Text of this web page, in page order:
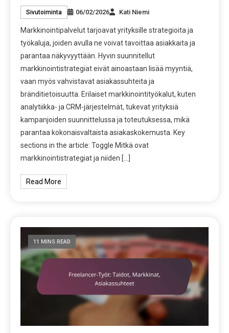
Sivutoiminta 06/02/2026 Kati Niemi
Markkinointipalvelut tarjoavat yrityksille strategioita ja
työkaluja, joiden avulla ne voivat tavoittaa asiakkaita ja
parantaa näkyvyyttään. Hyvin suunnitellut
markkinointistrategiat eivät ainoastaan lisää myyntiä,
vaan myös vahvistavat asiakassuhteita ja
bränditietoisuutta. Erilaiset markkinointityökalut, kuten
analytiikka- ja CRM-järjestelmät, tukevat yrityksiä
kampanjoiden suunnittelussa ja toteutuksessa, mikä
parantaa kokonaisvaltaista asiakaskokemusta. Key
sections in the article: Toggle Mitkä ovat
markkinointistrategiat ja niiden […]
Read More
11 MINS READ